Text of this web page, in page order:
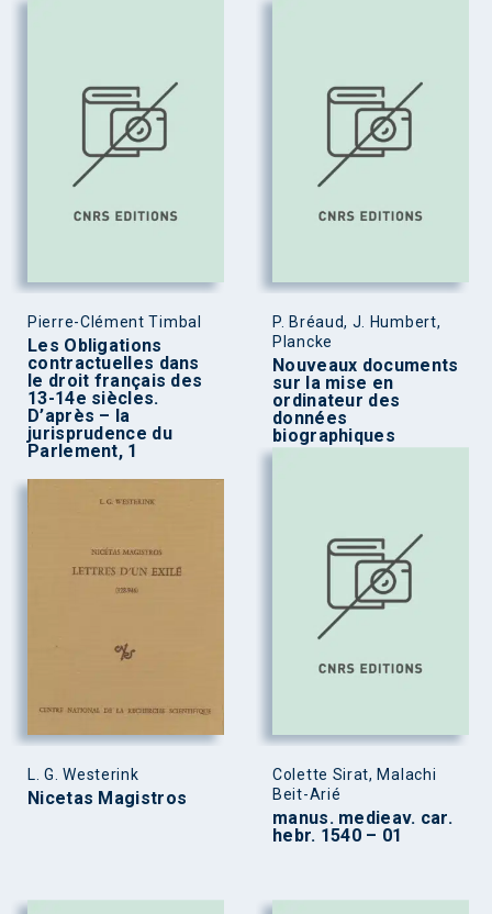
Pierre-Clément Timbal
Les Obligations
contractuelles dans
le droit français des
13-14e siècles.
D’après – la
jurisprudence du
Parlement, 1
P. Bréaud, J. Humbert,
Plancke
Nouveaux documents
sur la mise en
ordinateur des
données
biographiques
L. G. Westerink
Nicetas Magistros
Colette Sirat, Malachi
Beit-Arié
manus. medieav. car.
hebr. 1540 – 01